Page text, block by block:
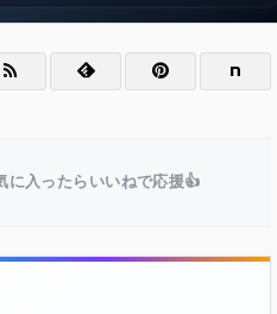
に入ったらいいねで応援👍